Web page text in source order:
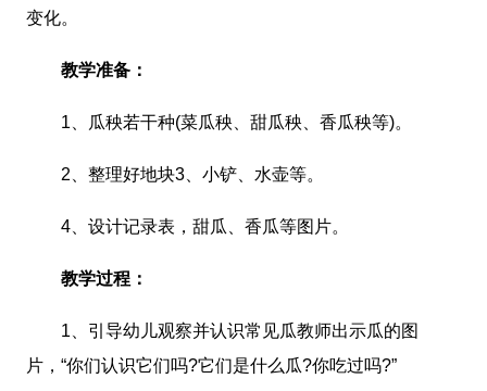
变化。
教学准备：
1、瓜秧若干种(菜瓜秧、甜瓜秧、香瓜秧等)。
2、整理好地块3、小铲、水壶等。
4、设计记录表，甜瓜、香瓜等图片。
教学过程：
1、引导幼儿观察并认识常见瓜教师出示瓜的图
片，“你们认识它们吗?它们是什么瓜?你吃过吗?”